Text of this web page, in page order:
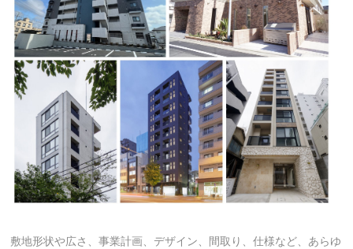
敷地形状や広さ、事業計画、デザイン、間取り、仕様など、あらゆ